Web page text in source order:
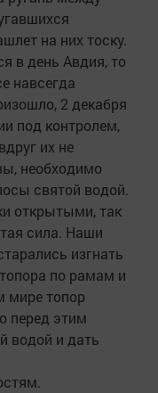
на них тоску.
в день Авдия, то
навсегда
2 декабря
под контролем,
их не
необходимо
святой водой.
открытыми, так
сила. Наши
изгнать
по рамам и
мире топор
перед этим
водой и дать